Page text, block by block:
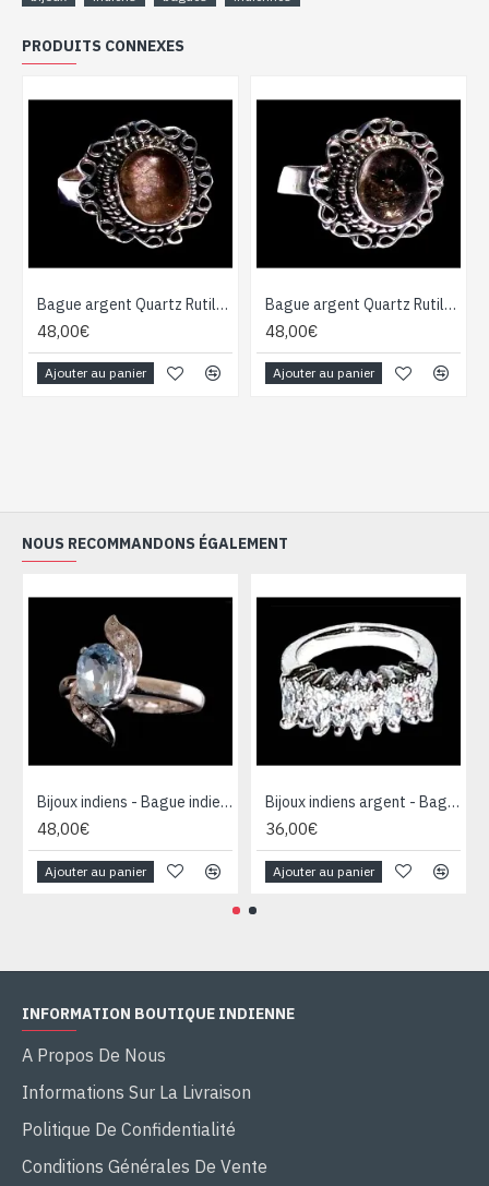
PRODUITS CONNEXES
Bague argent Quartz Rutile - Bague indienne - Bijoux indiens
48,00€
Ajouter au panier
Bague argent Quartz Rutile - Bague indienne - Bijoux indiens
48,00€
Ajouter au panier
NOUS RECOMMANDONS ÉGALEMENT
Bijoux indiens - Bague indienne rhodiée Topaze
48,00€
Ajouter au panier
Bijoux indiens argent - Bague indienne oxyde de Zirconium
36,00€
Ajouter au panier
INFORMATION BOUTIQUE INDIENNE
A Propos De Nous
Informations Sur La Livraison
Politique De Confidentialité
Conditions Générales De Vente